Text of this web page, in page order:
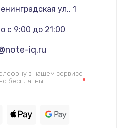
ул., 1
с 9:00 до 21:00
iq.ru
в нашем сервисе
бесплатны